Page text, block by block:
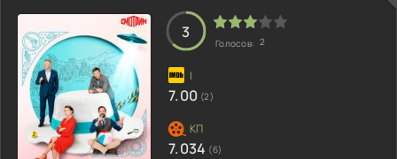
3
Голосов: 2
7.00 (2)
7.034 (6)